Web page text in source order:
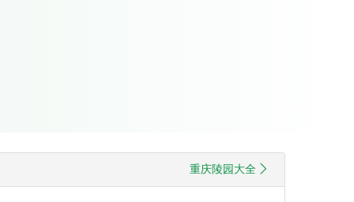
重庆陵园大全